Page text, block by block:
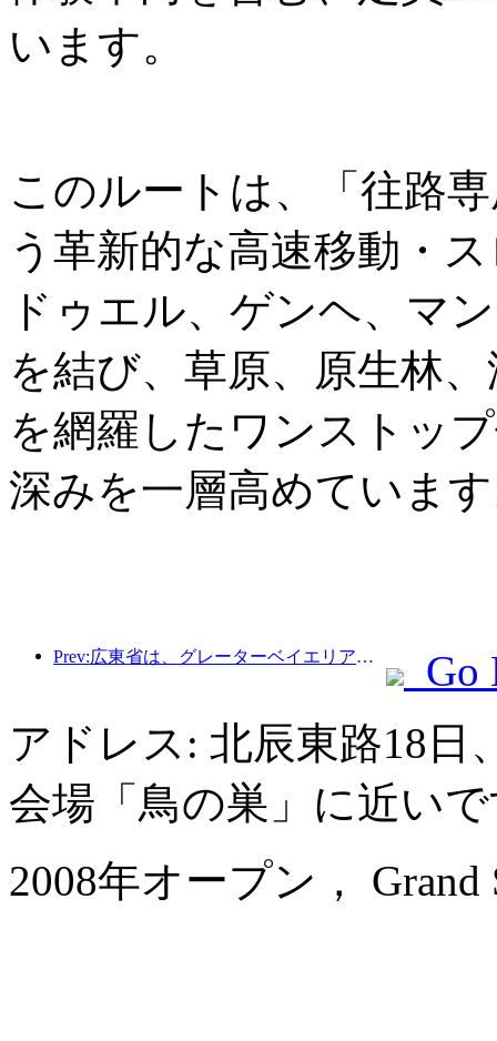
います。
このルートは、「往路
う革新的な高速移動・
ドゥエル、ゲンヘ、マ
を結び、草原、原生林
を網羅したワンストッ
深みを一層高めていま
Prev:広東省は、グレーターベイエリアを世界クラスの観光地にするためのサービス産業能力拡大計画を発表した。
Go
アドレス: 北辰東路18
会場「鳥の巣」に近い
2008年オープン，